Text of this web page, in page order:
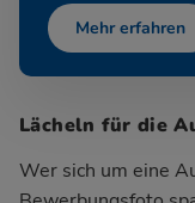
Mehr erfahren
Lächeln für die
Wer sich um eine